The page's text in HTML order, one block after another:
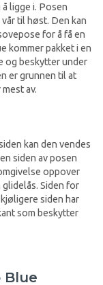
ligge i. Posen
til høst. Den kan
for å få en
kommer pakket i en
og beskytter under
er grunnen til at
av.
kan den vendes
siden av posen
oppover
Siden for
siden har
som beskytter
Blue